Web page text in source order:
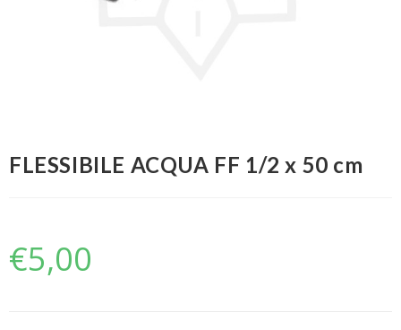
FLESSIBILE ACQUA FF 1/2 x 50 cm
€5,00